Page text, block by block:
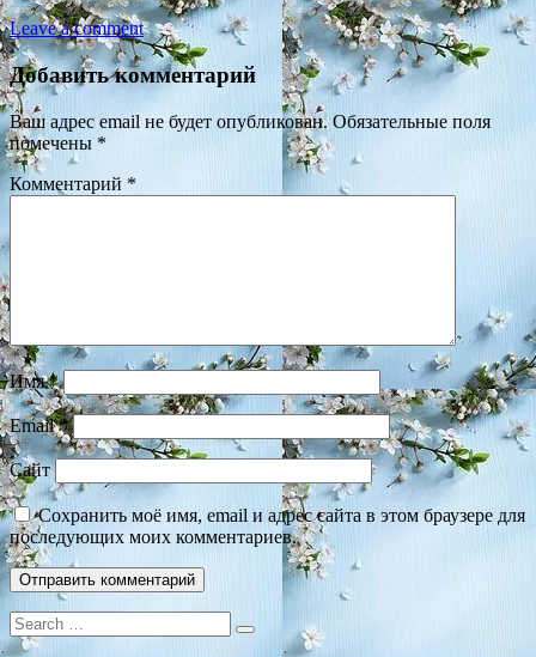
Leave a comment
Добавить комментарий
Ваш адрес email не будет опубликован. Обязательные поля
помечены *
Комментарий *
Имя*
Email*
Сайт
Сохранить моё имя, email и адрес сайта в этом браузере для
последующих моих комментариев.
Search
for: